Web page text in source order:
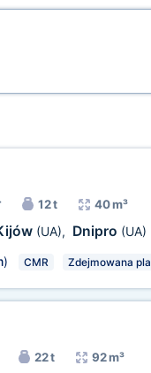
12 t 40 m³
(UA), Dnipro (UA)
) CMR Zdejmowana
22 t 92 m³